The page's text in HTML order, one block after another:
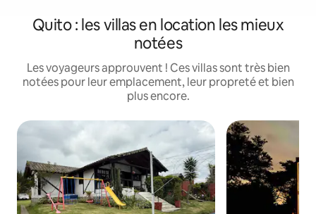
Quito : les villas en location les mieux
notées
Les voyageurs approuvent ! Ces villas sont très bien
notées pour leur emplacement, leur propreté et bien
plus encore.